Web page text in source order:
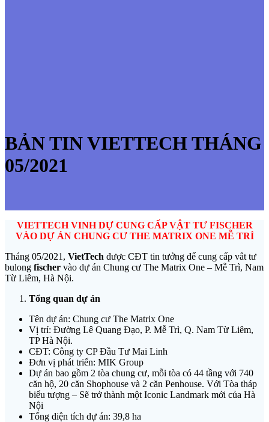
BẢN TIN VIETTECH THÁNG
05/2021
VIETTECH VINH DỰ CUNG CẤP VẬT TƯ FISCHER
VÀO DỰ ÁN CHUNG CƯ THE MATRIX ONE MỄ TRÌ
Tháng 05/2021, VietTech được CĐT tin tưởng để cung cấp vât tư
bulong fischer vào dự án Chung cư The Matrix One – Mễ Trì, Nam
Từ Liêm, Hà Nội.
Tổng quan dự án
Tên dự án: Chung cư The Matrix One
Vị trí: Đường Lê Quang Đạo, P. Mễ Trì, Q. Nam Từ Liêm,
TP Hà Nội.
CĐT: Công ty CP Đầu Tư Mai Linh
Đơn vị phát triển: MIK Group
Dự án bao gồm 2 tòa chung cư, mỗi tòa có 44 tầng với 740
căn hộ, 20 căn Shophouse và 2 căn Penhouse. Với Tòa tháp
biểu tượng – Sẽ trở thành một Iconic Landmark mới của Hà
Nội
Tổng diện tích dự án: 39,8 ha